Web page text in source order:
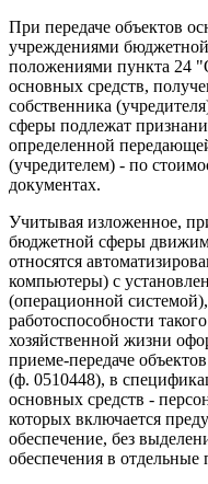
При передаче объектов
учреждениями
положениями пункта 24
основных средств,
собственника
сферы подлежат
определенной
(учредителем) - по
документах.
Учитывая изложенное,
бюджетной сферы
относятся
компьютеры) с
(операционной
работоспособности
хозяйственной жизни
приеме-передаче
(ф. 0510448), в
основных средств -
которых включается
обеспечение, без
обеспечения в